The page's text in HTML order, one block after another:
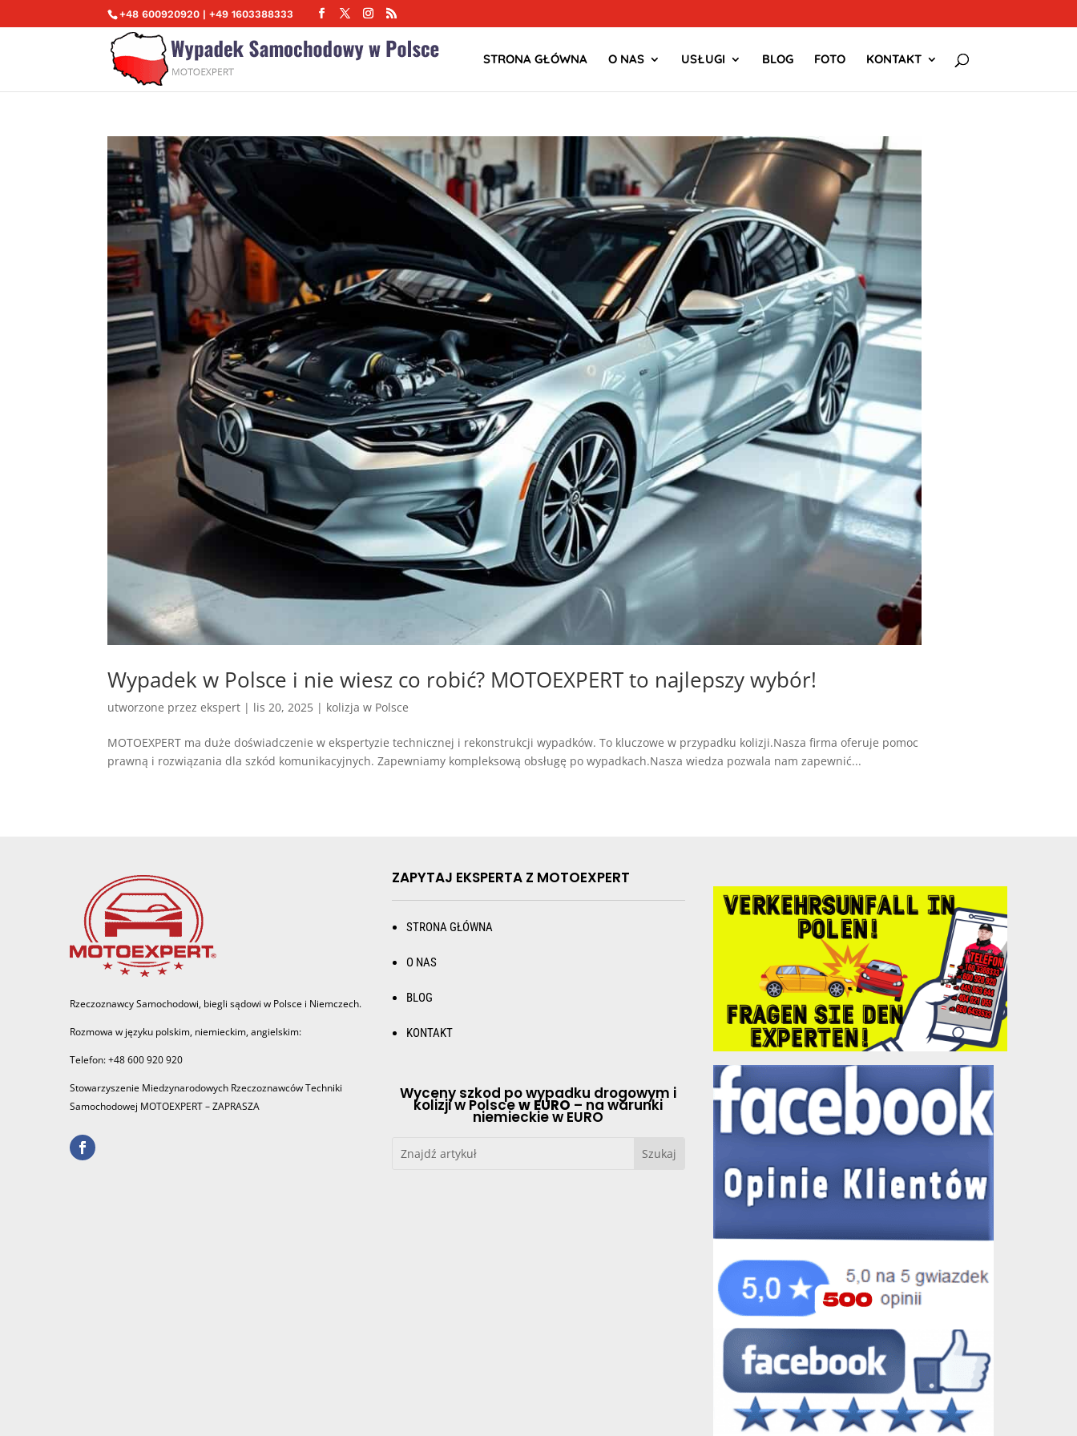
+48 600920920 | +49 1603388333
STRONA GŁÓWNA O NAS USŁUGI BLOG FOTO KONTAKT
Wypadek w Polsce i nie wiesz co robić? MOTOEXPERT to najlepszy wybór!
utworzone przezekspert | lis 20, 2025 | kolizja w Polsce
MOTOEXPERT ma duże doświadczenie w ekspertyzie technicznej i rekonstrukcji wypadków. To kluczowe w przypadku kolizji.Nasza firma oferuje pomoc
prawną i rozwiązania dla szkód komunikacyjnych. Zapewniamy kompleksową obsługę po wypadkach.Nasza wiedza pozwala nam zapewnić...
Rzeczoznawcy Samochodowi, biegli sądowi w Polsce i Niemczech.
Rozmowa w języku polskim, niemieckim, angielskim:
Telefon: +48 600 920 920
Stowarzyszenie Miedzynarodowych Rzeczoznawców Techniki
Samochodowej MOTOEXPERT – ZAPRASZA
ZAPYTAJ EKSPERTA Z MOTOEXPERT
STRONA GŁÓWNA
O NAS
BLOG
KONTAKT
Wyceny szkod po wypadku drogowym i
kolizji w Polscew EURO – na warunki
niemieckie w EURO